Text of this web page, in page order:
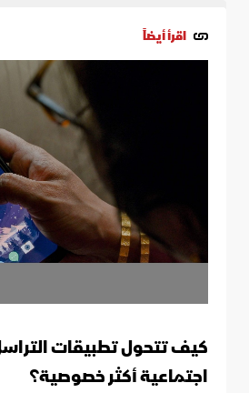
اقرأ أيضاً
كيف تتحول تطبيقات
اجتماعية أكثر خصوصية؟